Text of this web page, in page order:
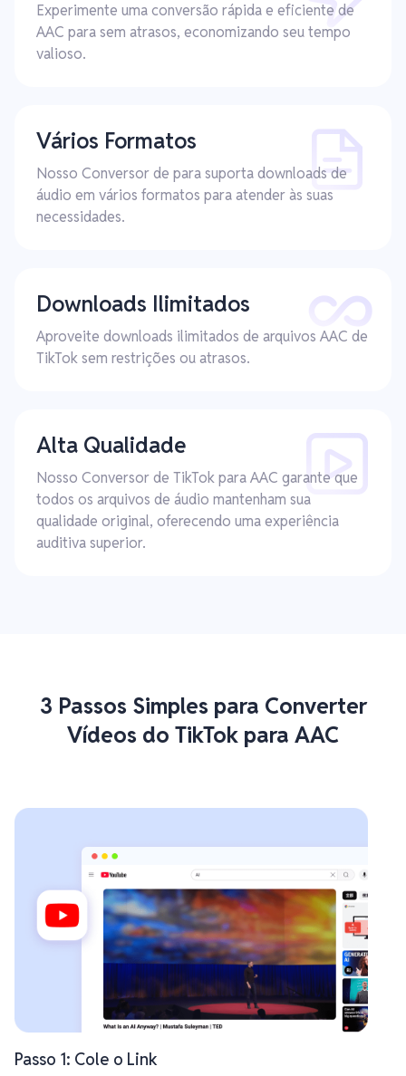
Experimente uma conversão rápida e eficiente de
AAC para sem atrasos, economizando seu tempo
valioso.
Vários Formatos
Nosso Conversor de para suporta downloads de
áudio em vários formatos para atender às suas
necessidades.
Downloads Ilimitados
Aproveite downloads ilimitados de arquivos AAC de
TikTok sem restrições ou atrasos.
Alta Qualidade
Nosso Conversor de TikTok para AAC garante que
todos os arquivos de áudio mantenham sua
qualidade original, oferecendo uma experiência
auditiva superior.
3 Passos Simples para Converter
Vídeos do TikTok para AAC
Passo 1: Cole o Link